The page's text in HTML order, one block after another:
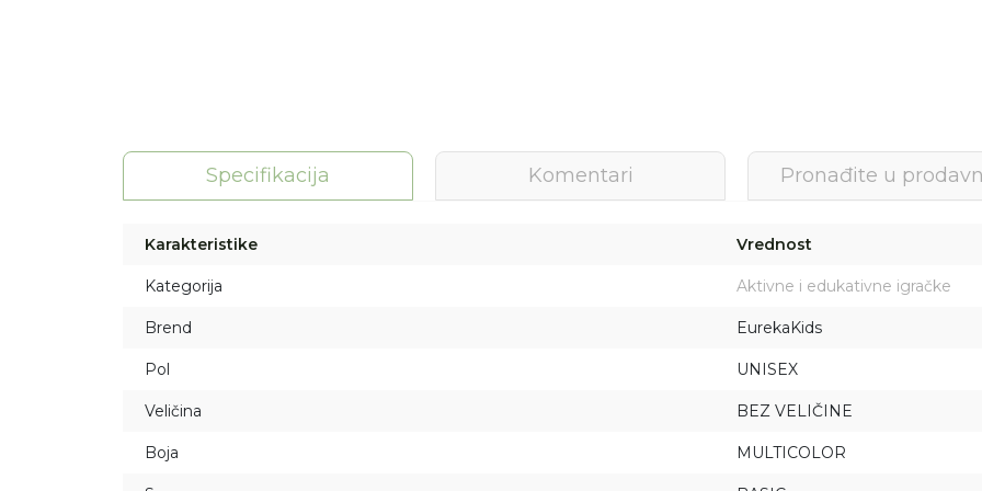
Specifikacija Komentari Pronađite u
Karakteristike Vrednost
Kategorija Aktivne i edukativne igračke
Brend EurekaKids
Pol UNISEX
Veličina BEZ VELIČINE
Boja MULTICOLOR
Prijava na newsletter